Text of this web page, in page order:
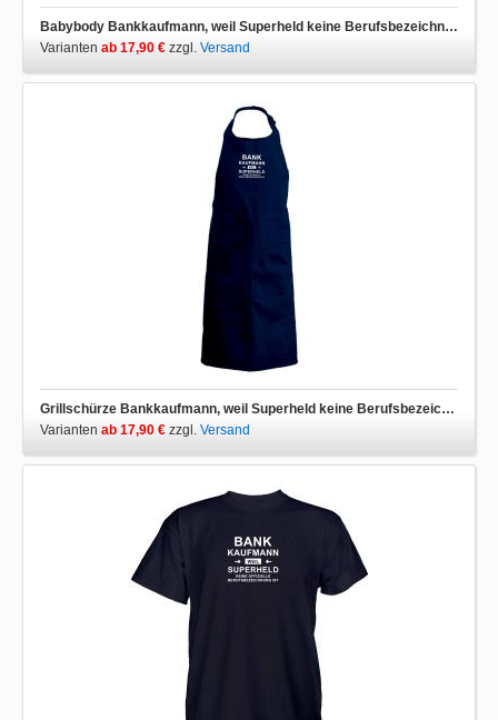
Babybody Bankkaufmann, weil Superheld keine Berufsbezeichnung ist
Varianten ab 17,90 € zzgl. Versand
Grillschürze Bankkaufmann, weil Superheld keine Berufsbezeichnung ist
Varianten ab 17,90 € zzgl. Versand